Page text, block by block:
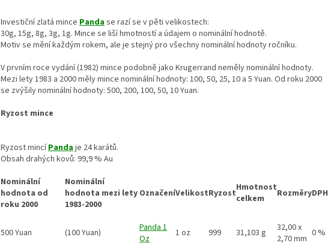
Investiční zlatá mince Pandase razí se v pěti velikostech:
30g, 15g, 8g, 3g, 1g. Mince se liší hmotností a údajem o nominální hodnotě.
Motiv se mění každým rokem, ale je stejný pro všechny nominální hodnoty ročníku.
V prvním roce vydání (1982) mince podobně jako Krugerrand neměly nominální hodnoty.
Mezi lety 1983 a 2000 měly mince nominální hodnoty: 100, 50, 25, 10 a 5 Yuan. Od roku 2000
se zvýšily nominální hodnoty: 500, 200, 100, 50, 10 Yuan.
Ryzost mince
Ryzost mincíPandaje 24 karátů.
Obsah drahých kovů: 99,9 % Au
Nominální
hodnota od
roku 2000
Nominální
hodnota mezi lety
1983-2000
OznačeníVelikostRyzostHmotnost
celkem
RozměryDPH
500 Yuan (100 Yuan)
Panda 1
Oz
1 oz 999 31,103 g
32,00 x
2,70 mm 0 %